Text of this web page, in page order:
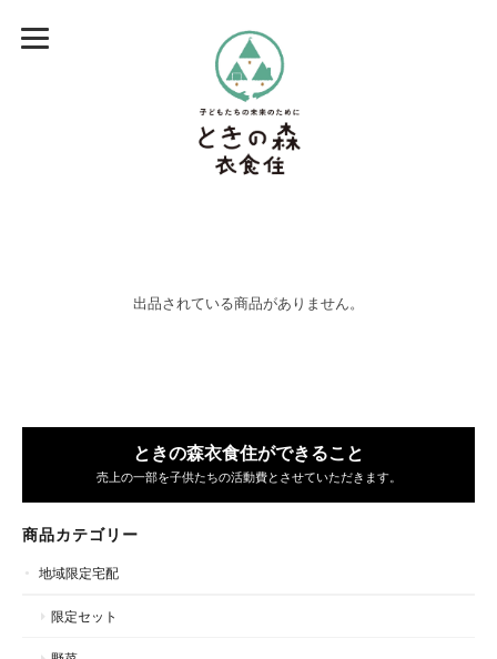
出品されている商品がありません。
ときの森衣食住ができること
売上の一部を子供たちの活動費とさせていただきます。
商品カテゴリー
地域限定宅配
限定セット